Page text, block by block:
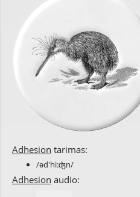
Adhesion tarimas:
/əd'hi:ʤn/
Adhesion audio: